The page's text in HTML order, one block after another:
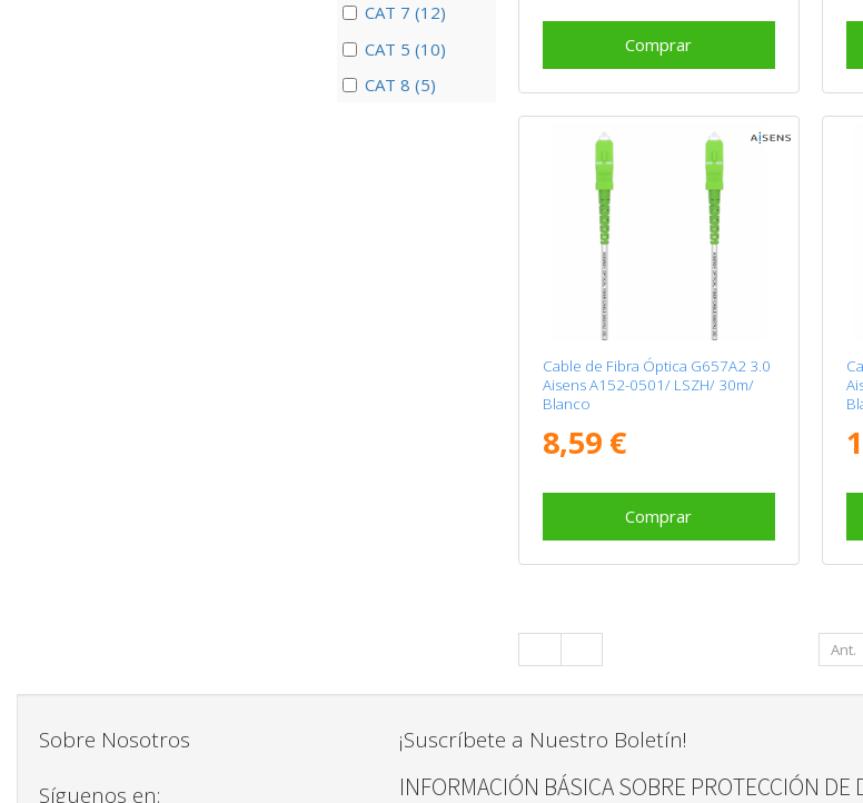
CAT 7 (12)
CAT 5 (10)
CAT 8 (5)
Comprar
Cable de Fibra Óptica G657A2 3.0
Aisens A152-0501/ LSZH/ 30m/
Blanco
8,59 €
Comprar
Ant.
Sobre Nosotros
Síguenos en:
¡Suscríbete a Nuestro Boletín!
INFORMACIÓN BÁSICA SOBRE PROTECCIÓN DE